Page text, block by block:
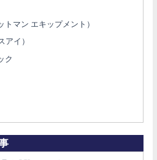
トマン エキップメント）
アイ）
ク